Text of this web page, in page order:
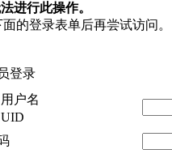
进行此操作。
的登录表单后再尝试访问。
登录
用户名
UID